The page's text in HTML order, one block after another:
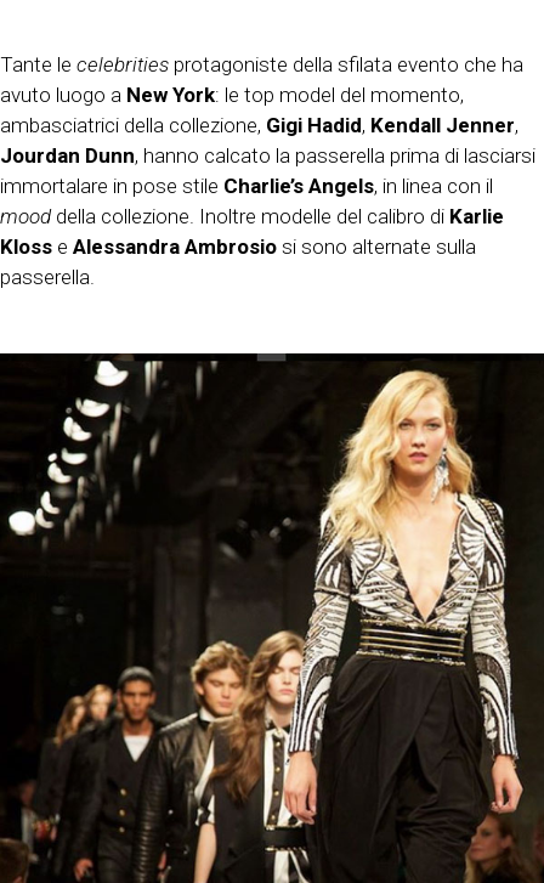
Tante le celebrities protagoniste della sfilata evento che ha
avuto luogo a New York: le top model del momento,
ambasciatrici della collezione, Gigi Hadid, Kendall Jenner,
Jourdan Dunn, hanno calcato la passerella prima di lasciarsi
immortalare in pose stile Charlie’s Angels, in linea con il
mooddella collezione. Inoltre modelle del calibro di Karlie
Kloss e Alessandra Ambrosio si sono alternate sulla
passerella.